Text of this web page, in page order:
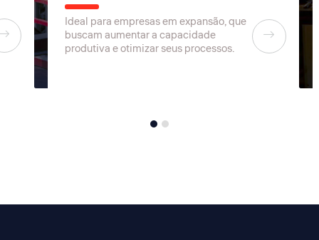
Ideal para empresas em expansão, que
buscam aumentar a capacidade
produtiva e otimizar seus processos.